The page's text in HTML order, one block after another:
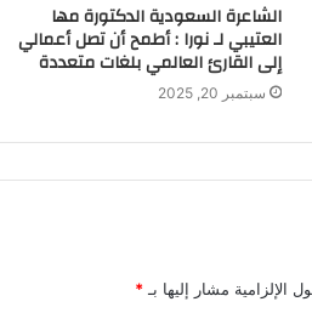
الشاعرة السعودية الدكتورة مها
العتيبي لـ نورا : أطمح أن تصل أعمالي
إلى القارئ العالمي بلغات متعددة
سبتمبر 20, 2025
الإلزامية مشار إليها بـ *